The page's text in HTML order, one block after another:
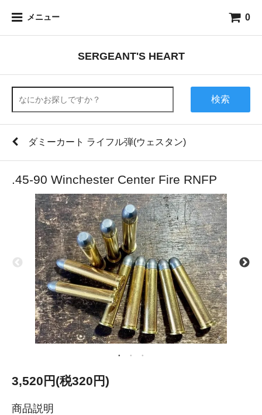
メニュー 0
SERGEANT'S HEART
検索
ダミーカート ライフル弾(ウェスタン)
.45-90 Winchester Center Fire RNFP
3,520円(税320円)
商品説明